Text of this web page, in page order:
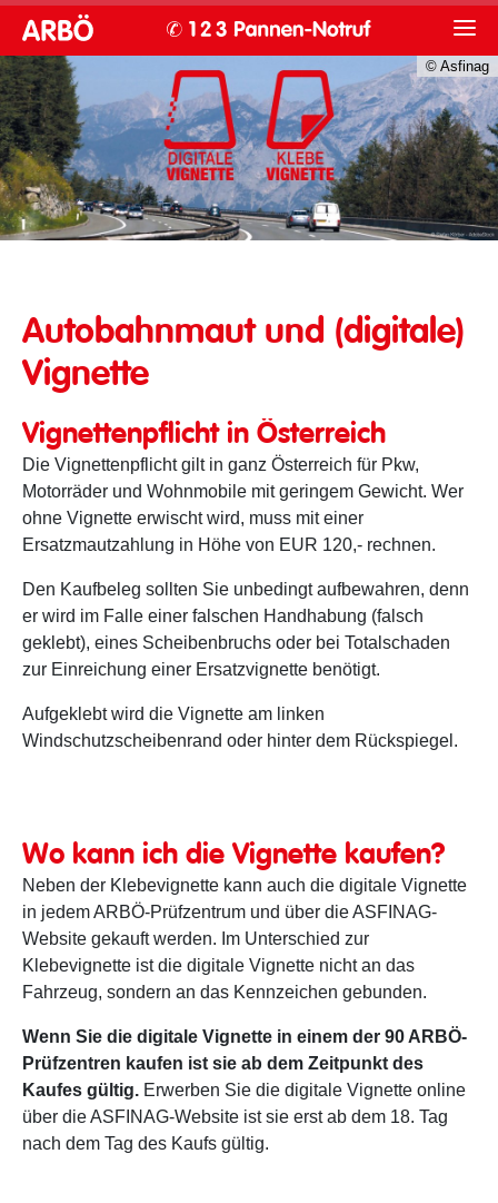
© Asfinag
Autobahnmaut und (digitale)
Vignette
Vignettenpflicht in Österreich
Die Vignettenpflicht gilt in ganz Österreich für Pkw,
Motorräder und Wohnmobile mit geringem Gewicht. Wer
ohne Vignette erwischt wird, muss mit einer
Ersatzmautzahlung in Höhe von EUR 120,- rechnen.
Den Kaufbeleg sollten Sie unbedingt aufbewahren, denn
er wird im Falle einer falschen Handhabung (falsch
geklebt), eines Scheibenbruchs oder bei Totalschaden
zur Einreichung einer Ersatzvignette benötigt.
Aufgeklebt wird die Vignette am linken
Windschutzscheibenrand oder hinter dem Rückspiegel.
Wo kann ich die Vignette kaufen?
Neben der Klebevignette kann auch die digitale Vignette
in jedem ARBÖ-Prüfzentrum und über die ASFINAG-
Website gekauft werden. Im Unterschied zur
Klebevignette ist die digitale Vignette nicht an das
Fahrzeug, sondern an das Kennzeichen gebunden.
Wenn Sie die digitale Vignette in einem der 90 ARBÖ-
Prüfzentren kaufen ist sie ab dem Zeitpunkt des
Kaufes gültig. Erwerben Sie die digitale Vignette online
über die ASFINAG-Website ist sie erst ab dem 18. Tag
nach dem Tag des Kaufs gültig.